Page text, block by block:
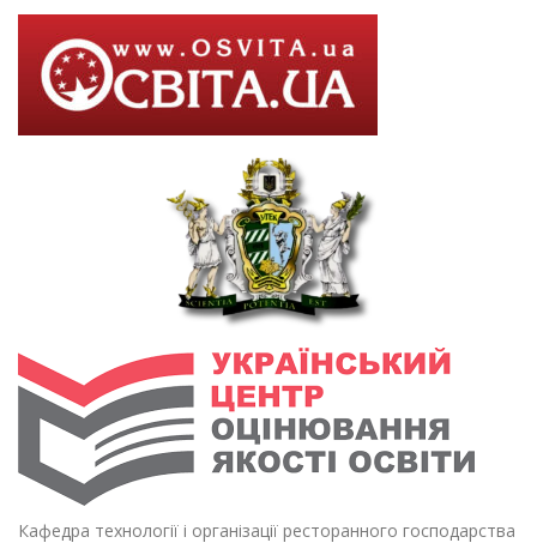
Кафедра технології і організації ресторанного господарства